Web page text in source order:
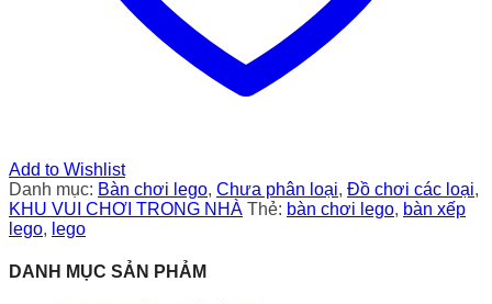
Add to Wishlist
Danh mục: Bàn chơi lego, Chưa phân loại, Đồ chơi các loại,
KHU VUI CHƠI TRONG NHÀ Thẻ: bàn chơi lego, bàn xếp
lego, lego
DANH MỤC SẢN PHẢM